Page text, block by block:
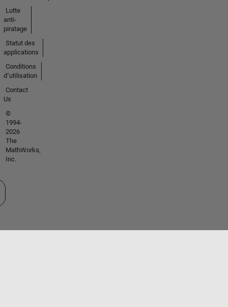
Lutte
anti-
piratage
Statut des
applications
Conditions
d՚utilisation
Contact
Us
©
1994-
2026
The
MathWorks,
Inc.
un site web